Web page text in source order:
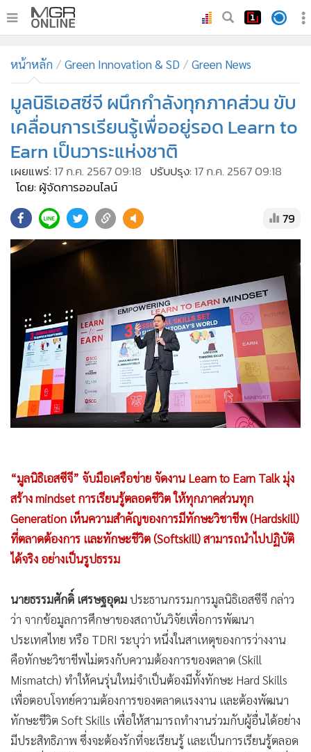
ทันเหตุการณ์
• ภาคใต้
ภูมิภาค
Online Section
• บันเทิง
ผู้จัดการรายวัน
• ละคร
• CbizReview
Good health & Well-being
Green Innovation & SD
Management & HR
MGR Live
Infographic
• การเมือง
ต่างประเทศ
• Special Scoop
• เศรษฐกิจ-ธุรกิจ
• จีน
ชุมชน-คุณภาพชีวิต
อาชญากรรม
• Motoring
• เกม
• วิทยาศาสตร์
• SMEs
• หุ้น
• อินโดจีน
• กองทุนรวม
หน้าหลัก Green Innovation & SD Green News
มูลนิธิเอสซีจี ผนึกกำลังทุกภาคส่วน ขับ
เคลื่อนการเรียนรู้เพื่ออยู่รอด Learn to
Earn เป็นวาระแห่งชาติ
เผยแพร่: 17 ก.ค. 2567 09:18 ปรับปรุง: 17 ก.ค. 2567 09:18
โดย: ผู้จัดการออนไลน์
79
“มูลนิธิเอสซีจี” จับมือเครือข่าย จัดงาน Learn to Earn Talk มุ่ง
สร้าง mindset การเรียนรู้ตลอดชีวิต ให้ทุกภาคส่วนทุก
Generation เห็นความสำคัญของการมีทักษะวิชาชีพ (Hardskill)
ที่ตลาดต้องการ และทักษะชีวิต (Softskill) สามารถนำไปปฏิบัติ
ได้จริง อย่างเป็นรูปธรรม
นายธรรมศักดิ์ เศรษฐอุดมประธานกรรมการมูลนิธิเอสซีจี กล่าว
ว่า จากข้อมูลการศึกษาของสถาบันวิจัยเพื่อการพัฒนา
ประเทศไทย หรือ TDRI ระบุว่า หนึ่งในสาเหตุของการว่างงาน
คือทักษะวิชาชีพไม่ตรงกับความต้องการของตลาด (Skill
Mismatch) ทำให้คนรุ่นใหม่จำเป็นต้องมีทั้งทักษะ Hard Skills
เพื่อตอบโจทย์ความต้องการของตลาดแรงงาน และต้องพัฒนา
ทักษะชีวิต Soft Skills เพื่อให้สามารถทำงานร่วมกับผู้อื่นได้อย่าง
มีประสิทธิภาพ ซึ่งจะต้องรักที่จะเรียนรู้ และเป็นการเรียนรู้ตลอด